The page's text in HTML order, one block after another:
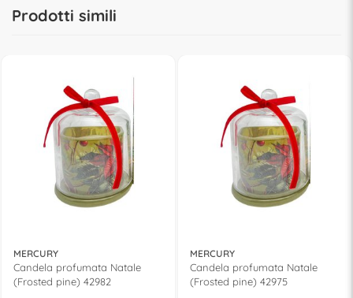
Prodotti simili
MERCURY
Candela profumata Natale
(Frosted pine) 42982
MERCURY
Candela profumata Natale
(Frosted pine) 42975